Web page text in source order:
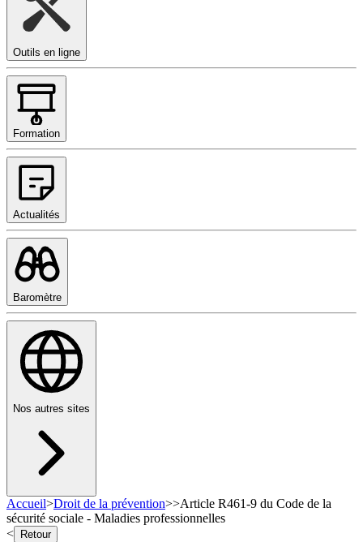
Outils en ligne
Formation
Actualités
Baromètre
Nos autres sites
Accueil>Droit de la prévention>>Article R461-9 du Code de la
sécurité sociale - Maladies professionnelles
<
Retour